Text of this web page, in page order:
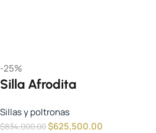
-25%
Silla Afrodita
Sillas y poltronas
$834,000.00$625,500.00